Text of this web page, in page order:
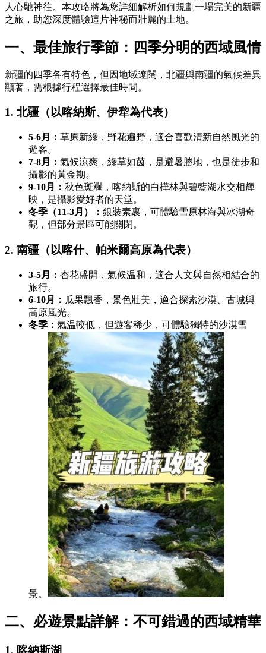
人心馳神往。本攻略將為您詳細解析如何規劃一場完美的新疆
之旅，助您深度體驗這片神秘而壯麗的土地。
一、最佳旅行季節：四季分明的西域風情
新疆的四季各有特色，但因地域遼闊，北疆與南疆的氣候差異
顯著，需根據行程選擇最佳時間。
1. 北疆（以喀納斯、伊犂為代表）
5-6月： 草原新綠，野花遍野，適合喜歡清新自然風光的
遊客。
7-8月： 氣候涼爽，綠草如茵，是避暑勝地，也是徒步和
攝影的黃金期。
9-10月： 秋色斑斕，喀納斯的白樺林與碧藍湖水交相輝
映，是攝影愛好者的天堂。
冬季（11-3月）： 銀裝素裹，可體驗雪原林海與冰湖奇
觀，但部分景區可能關閉。
2. 南疆（以喀什、帕米爾高原為代表）
3-5月： 杏花盛開，氣候温和，適合人文與自然相結合的
旅行。
6-10月： 瓜果飄香，景色壯美，適合探索沙漠、古城與
高原風光。
冬季： 氣温較低，但遊客稀少，可體驗獨特的沙漠雪
景。
二、必遊景點詳解：不可錯過的西域精華